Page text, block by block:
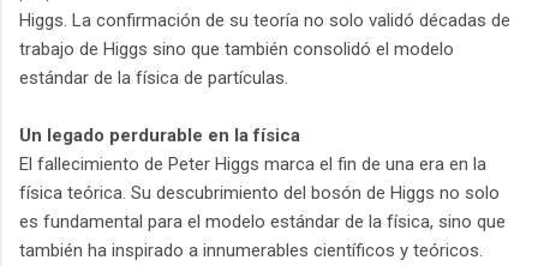
Higgs. La confirmación de su teoría no solo validó décadas de
trabajo de Higgs sino que también consolidó el modelo
estándar de la física de partículas.
Un legado perdurable en la física
El fallecimiento de Peter Higgs marca el fin de una era en la
física teórica. Su descubrimiento del bosón de Higgs no solo
es fundamental para el modelo estándar de la física, sino que
también ha inspirado a innumerables científicos y teóricos.